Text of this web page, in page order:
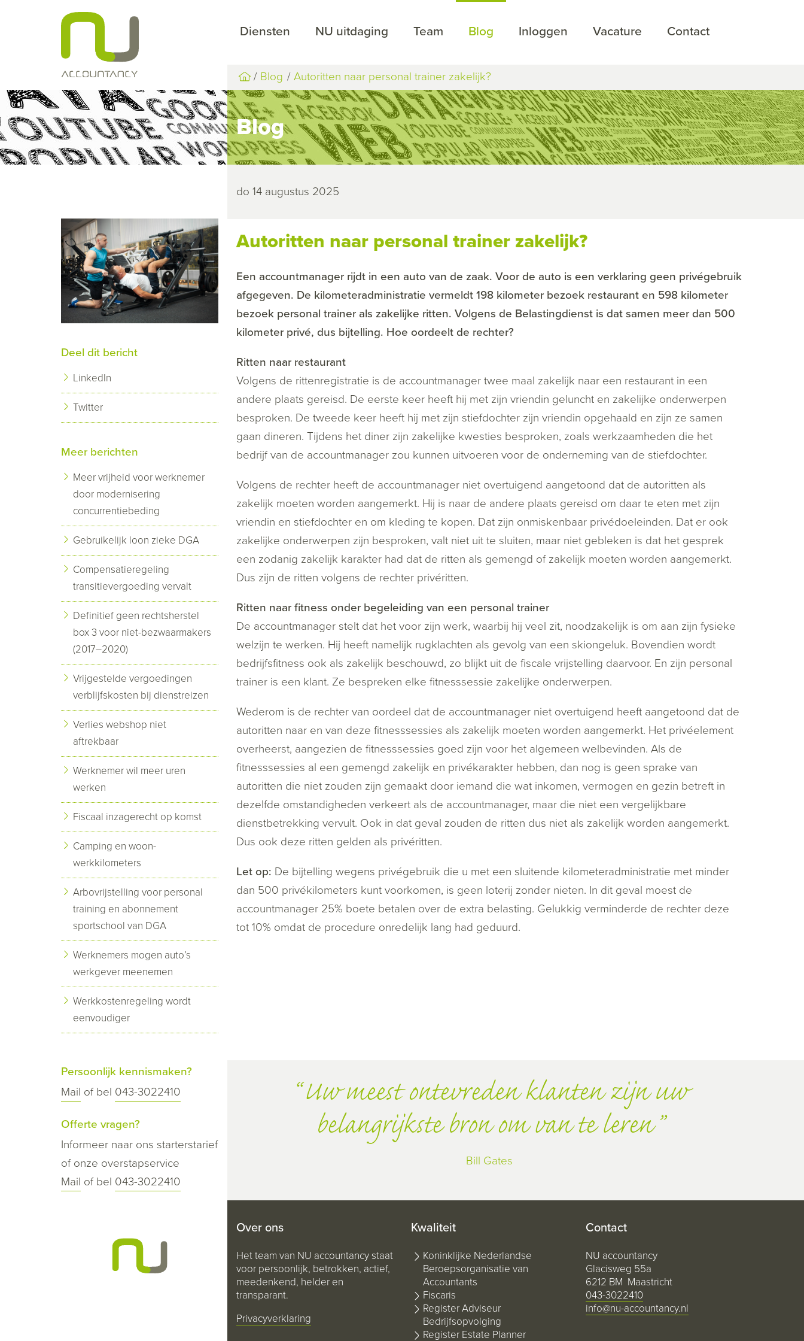
Diensten NU uitdaging Team Blog Inloggen Vacature Contact
Blog Autoritten naar personal trainer zakelijk?
Blog
do 14 augustus 2025
Autoritten naar personal trainer zakelijk?
Een accountmanager rijdt in een auto van de zaak. Voor de auto is een verklaring geen privégebruik
afgegeven. De kilometeradministratie vermeldt 198 kilometer bezoek restaurant en 598 kilometer
bezoek personal trainer als zakelijke ritten. Volgens de Belastingdienst is dat samen meer dan 500
kilometer privé, dus bijtelling. Hoe oordeelt de rechter?
Ritten naar restaurant
Volgens de rittenregistratie is de accountmanager twee maal zakelijk naar een restaurant in een
andere plaats gereisd. De eerste keer heeft hij met zijn vriendin geluncht en zakelijke onderwerpen
besproken. De tweede keer heeft hij met zijn stiefdochter zijn vriendin opgehaald en zijn ze samen
gaan dineren. Tijdens het diner zijn zakelijke kwesties besproken, zoals werkzaamheden die het
bedrijf van de accountmanager zou kunnen uitvoeren voor de onderneming van de stiefdochter.
Volgens de rechter heeft de accountmanager niet overtuigend aangetoond dat de autoritten als
zakelijk moeten worden aangemerkt. Hij is naar de andere plaats gereisd om daar te eten met zijn
vriendin en stiefdochter en om kleding te kopen. Dat zijn onmiskenbaar privédoeleinden. Dat er ook
zakelijke onderwerpen zijn besproken, valt niet uit te sluiten, maar niet gebleken is dat het gesprek
een zodanig zakelijk karakter had dat de ritten als gemengd of zakelijk moeten worden aangemerkt.
Dus zijn de ritten volgens de rechter privéritten.
Ritten naar fitness onder begeleiding van een personal trainer
De accountmanager stelt dat het voor zijn werk, waarbij hij veel zit, noodzakelijk is om aan zijn fysieke
welzijn te werken. Hij heeft namelijk rugklachten als gevolg van een skiongeluk. Bovendien wordt
bedrijfsfitness ook als zakelijk beschouwd, zo blijkt uit de fiscale vrijstelling daarvoor. En zijn personal
trainer is een klant. Ze bespreken elke fitnesssessie zakelijke onderwerpen.
Wederom is de rechter van oordeel dat de accountmanager niet overtuigend heeft aangetoond dat de
autoritten naar en van deze fitnesssessies als zakelijk moeten worden aangemerkt. Het privéelement
overheerst, aangezien de fitnesssessies goed zijn voor het algemeen welbevinden. Als de
fitnesssessies al een gemengd zakelijk en privékarakter hebben, dan nog is geen sprake van
autoritten die niet zouden zijn gemaakt door iemand die wat inkomen, vermogen en gezin betreft in
dezelfde omstandigheden verkeert als de accountmanager, maar die niet een vergelijkbare
dienstbetrekking vervult. Ook in dat geval zouden de ritten dus niet als zakelijk worden aangemerkt.
Dus ook deze ritten gelden als privéritten.
Let op: De bijtelling wegens privégebruik die u met een sluitende kilometeradministratie met minder
dan 500 privékilometers kunt voorkomen, is geen loterij zonder nieten. In dit geval moest de
accountmanager 25% boete betalen over de extra belasting. Gelukkig verminderde de rechter deze
tot 10% omdat de procedure onredelijk lang had geduurd.
Deel dit bericht
LinkedIn
Twitter
Meer berichten
Meer vrijheid voor werknemer
door modernisering
concurrentiebeding
Gebruikelijk loon zieke DGA
Compensatieregeling
transitievergoeding vervalt
Definitief geen rechtsherstel
box 3 voor niet-bezwaarmakers
(2017–2020)
Vrijgestelde vergoedingen
verblijfskosten bij dienstreizen
Verlies webshop niet
aftrekbaar
Werknemer wil meer uren
werken
Fiscaal inzagerecht op komst
Camping en woon-
werkkilometers
Arbovrijstelling voor personal
training en abonnement
sportschool van DGA
Werknemers mogen auto’s
werkgever meenemen
Werkkostenregeling wordt
eenvoudiger
Persoonlijk kennismaken?
Mail of bel 043-3022410
Offerte vragen?
Informeer naar ons starterstarief
of onze overstapservice
Mail of bel 043-3022410
Uw meest ontevreden klanten zijn uw
belangrijkste bron om van te leren
Bill Gates
Over ons
Het team van NU accountancy staat
voor persoonlijk, betrokken, actief,
meedenkend, helder en
transparant.
Privacyverklaring
Kwaliteit
Koninklijke Nederlandse
Beroepsorganisatie van
Accountants
Fiscaris
Register Adviseur
Bedrijfsopvolging
Register Estate Planner
Contact
NU accountancy
Glacisweg 55a
6212 BM Maastricht
043-3022410
info@nu-accountancy.nl